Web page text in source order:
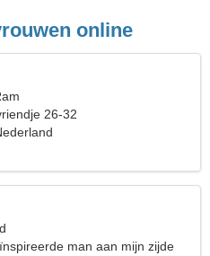
online
26-32
man aan mijn zijde